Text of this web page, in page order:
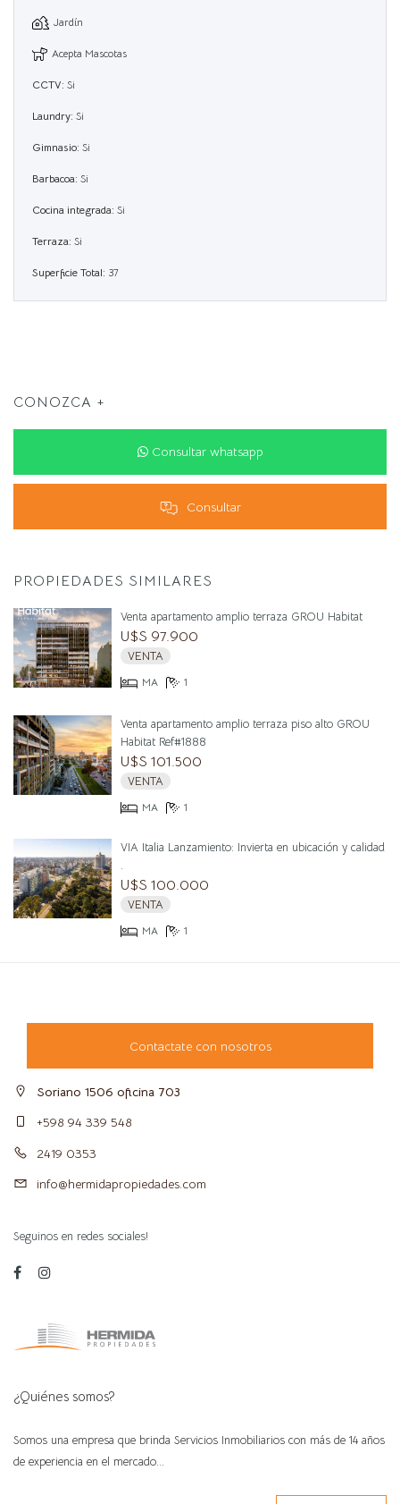
Jardín
Acepta Mascotas
CCTV: Si
Laundry: Si
Gimnasio: Si
Barbacoa: Si
Cocina integrada: Si
Terraza: Si
Superficie Total: 37
CONOZCA +
Consultar whatsapp
Consultar
PROPIEDADES SIMILARES
Venta apartamento amplio terraza GROU Habitat
U$S 97.900
VENTA
MA 1
Venta apartamento amplio terraza piso alto GROU
Habitat Ref#1888
U$S 101.500
VENTA
MA 1
VIA Italia Lanzamiento: Invierta en ubicación y calidad
.
U$S 100.000
VENTA
MA 1
Contactate con nosotros
Soriano 1506 oficina 703
+598 94 339 548
2419 0353
info@hermidapropiedades.com
Seguinos en redes sociales!
¿Quiénes somos?
Somos una empresa que brinda Servicios Inmobiliarios con más de 14 años
de experiencia en el mercado...